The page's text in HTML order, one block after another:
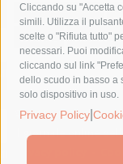
Cliccando su "Accetta
simili. Utilizza il
scelte o "Rifiuta tutto"
necessari. Puoi
cliccando sul link
dello scudo in basso a
solo dispositivo in uso.
Privacy Policy
sindaco cuomo
turismo
Vico
© 2015
Il giornale online